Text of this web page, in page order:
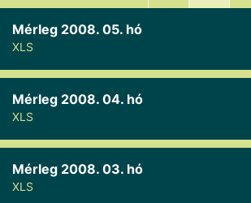
Mérleg 2008. 05. hó
XLS
Mérleg 2008. 04. hó
XLS
Mérleg 2008. 03. hó
XLS